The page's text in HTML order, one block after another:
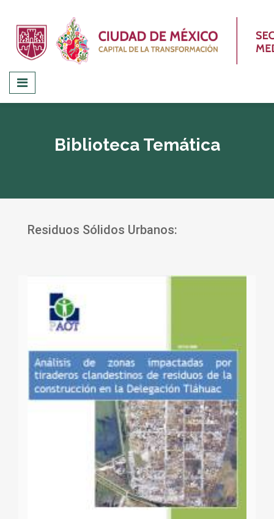
Biblioteca Temática
Residuos Sólidos Urbanos: